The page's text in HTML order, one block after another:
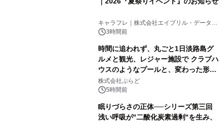
キャラフレ｜株式会社エイプリル・データ・
デザインズ
3時間前
時間に追われず、丸ごと1日淡路島グ
ルメと観光、レジャー施設で クラブハ
ウスのようなプールと、変わった形の
サウナも 「THE BOXY AWAJI」のお
得な素泊まり連泊プランで
株式会社ぷらど
5時間前
眠りづらさの正体──シリーズ第三回
浅い呼吸が"二酸化炭素過剰"を生み、